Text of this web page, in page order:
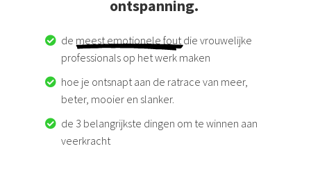
ontspanning.
de meest emotionele fout die vrouwelijke
professionals op het werk maken
hoe je ontsnapt aan de ratrace van meer,
beter, mooier en slanker.
de 3 belangrijkste dingen om te winnen aan
veerkracht